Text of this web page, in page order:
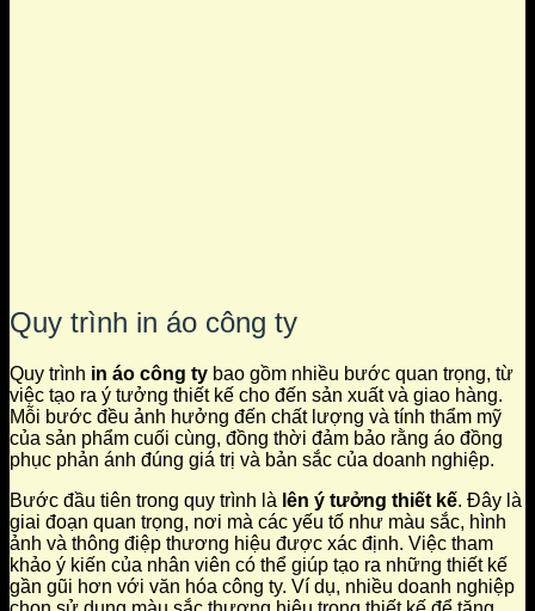
Quy trình in áo công ty
Quy trình in áo công ty bao gồm nhiều bước quan trọng, từ
việc tạo ra ý tưởng thiết kế cho đến sản xuất và giao hàng.
Mỗi bước đều ảnh hưởng đến chất lượng và tính thẩm mỹ
của sản phẩm cuối cùng, đồng thời đảm bảo rằng áo đồng
phục phản ánh đúng giá trị và bản sắc của doanh nghiệp.
Bước đầu tiên trong quy trình là lên ý tưởng thiết kế. Đây là
giai đoạn quan trọng, nơi mà các yếu tố như màu sắc, hình
ảnh và thông điệp thương hiệu được xác định. Việc tham
khảo ý kiến của nhân viên có thể giúp tạo ra những thiết kế
gần gũi hơn với văn hóa công ty. Ví dụ, nhiều doanh nghiệp